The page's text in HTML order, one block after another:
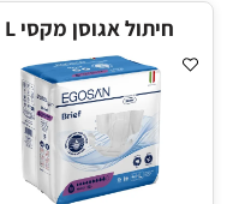
חיתול אגוסן מקסי L